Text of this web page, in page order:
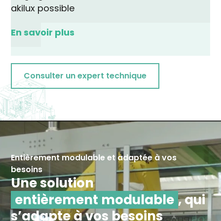
akilux possible
En savoir plus
Consulter un expert technique
Entièrement modulable et adaptée à vos
besoins
Une solution
entièrement modulable , qui
s’adapte à vos besoins